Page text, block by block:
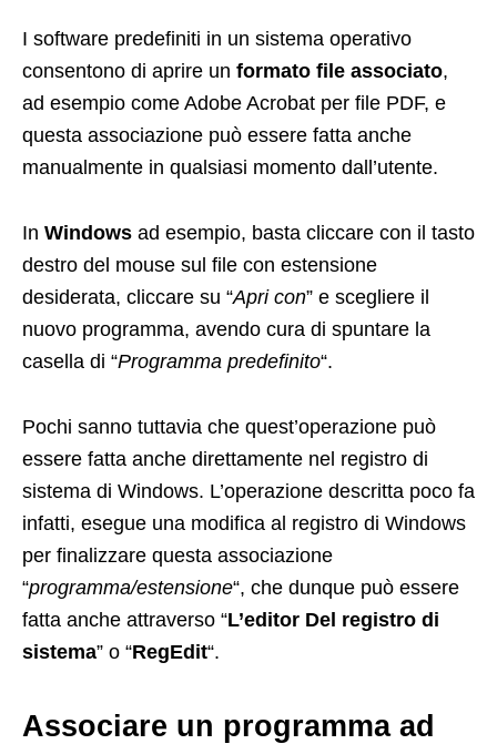
I software predefiniti in un sistema operativo
consentono di aprire un formato file associato,
ad esempio come Adobe Acrobat per file PDF, e
questa associazione può essere fatta anche
manualmente in qualsiasi momento dall’utente.
In Windows ad esempio, basta cliccare con il tasto
destro del mouse sul file con estensione
desiderata, cliccare su “Apri con” e scegliere il
nuovo programma, avendo cura di spuntare la
casella di “Programma predefinito“.
Pochi sanno tuttavia che quest’operazione può
essere fatta anche direttamente nel registro di
sistema di Windows. L’operazione descritta poco fa
infatti, esegue una modifica al registro di Windows
per finalizzare questa associazione
“programma/estensione“, che dunque può essere
fatta anche attraverso “L’editor Del registro di
sistema” o “RegEdit“.
Associare un programma ad